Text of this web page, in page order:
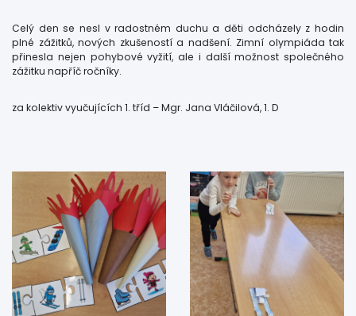
Celý den se nesl v radostném duchu a děti odcházely z hodin
plné zážitků, nových zkušeností a nadšení. Zimní olympiáda tak
přinesla nejen pohybové vyžití, ale i další možnost společného
zážitku napříč ročníky.
za kolektiv vyučujících 1. tříd – Mgr. Jana Vláčilová, 1. D